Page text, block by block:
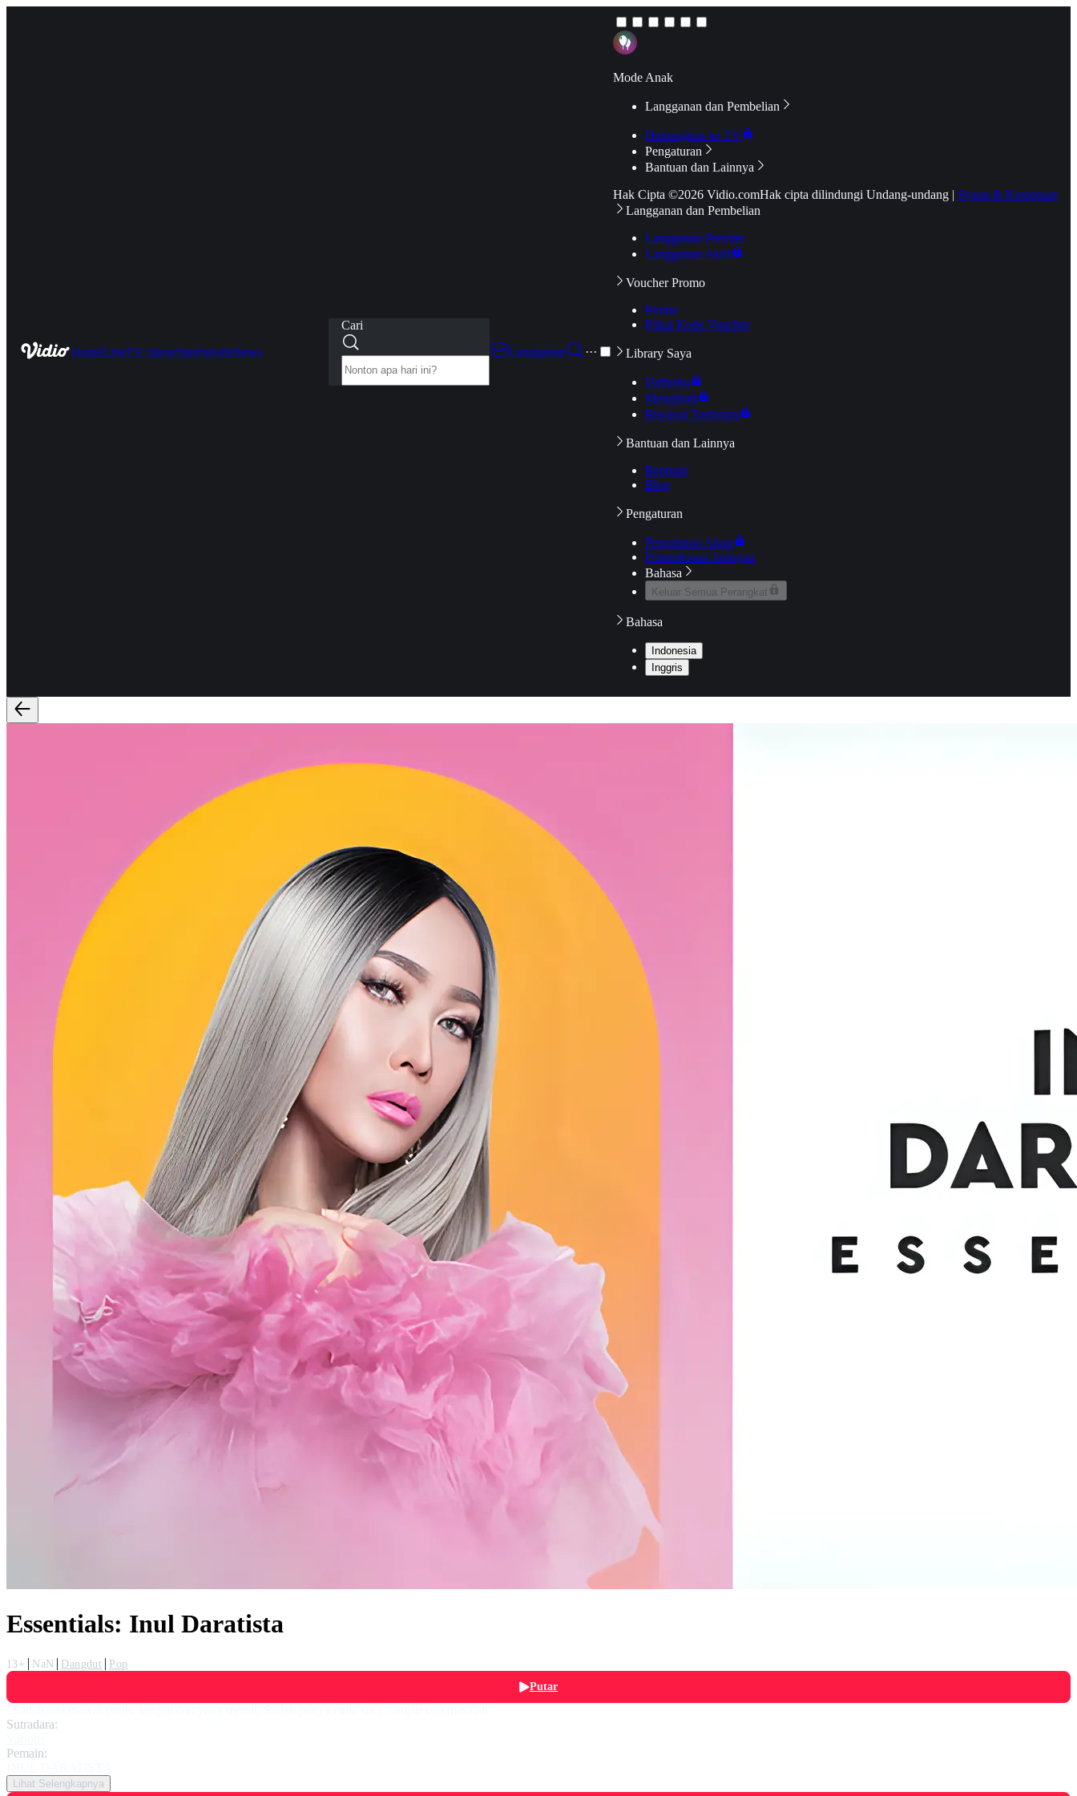
HomeLiveTV ShowSportsKidsNews
Cari
Langganan
···
Mode Anak
Langganan dan Pembelian
Hubungkan ke TV
Pengaturan
Bantuan dan Lainnya
Hak Cipta ©2026 Vidio.comHak cipta dilindungi Undang-undang | Syarat & Ketentuan
Langganan dan Pembelian
Langganan Premier
Langganan Aktif
Voucher Promo
Promo
Pakai Kode Voucher
Library Saya
Daftarku
Mengikuti
Riwayat Tontonan
Bantuan dan Lainnya
Bantuan
Blog
Pengaturan
Pengaturan Akun
Pemeriksaan Jaringan
Bahasa
Keluar Semua Perangkat
Bahasa
Indonesia
Inggris
Essentials: Inul Daratista
13+ NaN Dangdut
Pop
Putar
Sutradara:
Pemain:
Lihat Selengkapnya